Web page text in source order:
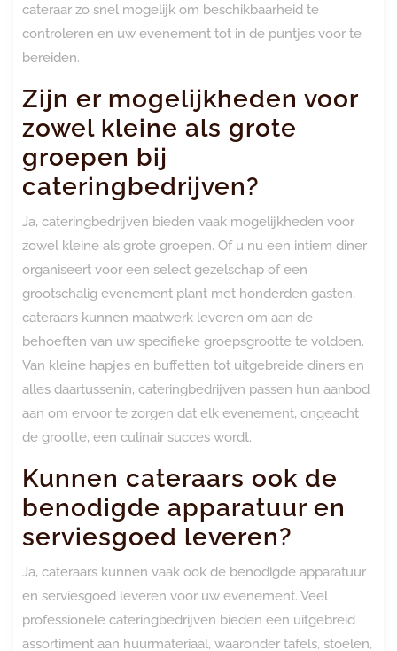
cateraar zo snel mogelijk om beschikbaarheid te
controleren en uw evenement tot in de puntjes voor te
bereiden.
Zijn er mogelijkheden voor
zowel kleine als grote
groepen bij
cateringbedrijven?
Ja, cateringbedrijven bieden vaak mogelijkheden voor
zowel kleine als grote groepen. Of u nu een intiem diner
organiseert voor een select gezelschap of een
grootschalig evenement plant met honderden gasten,
cateraars kunnen maatwerk leveren om aan de
behoeften van uw specifieke groepsgrootte te voldoen.
Van kleine hapjes en buffetten tot uitgebreide diners en
alles daartussenin, cateringbedrijven passen hun aanbod
aan om ervoor te zorgen dat elk evenement, ongeacht
de grootte, een culinair succes wordt.
Kunnen cateraars ook de
benodigde apparatuur en
serviesgoed leveren?
Ja, cateraars kunnen vaak ook de benodigde apparatuur
en serviesgoed leveren voor uw evenement. Veel
professionele cateringbedrijven bieden een uitgebreid
assortiment aan huurmateriaal, waaronder tafels, stoelen,